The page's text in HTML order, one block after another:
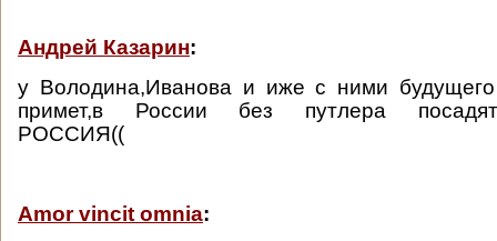
Андрей Казарин:
у Володина,Иванова и иже с ними будущего
примет,в России без путлера посадят-
РОССИЯ((
Amor vincit omnia: